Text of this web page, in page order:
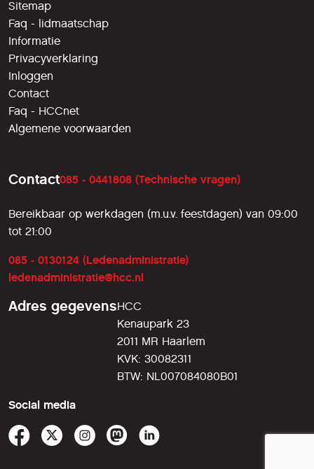
Sitemap
Faq - lidmaatschap
Informatie
Privacyverklaring
Inloggen
Contact
Faq - HCCnet
Algemene voorwaarden
Contact085 - 0441808 (Technische vragen)
Bereikbaar op werkdagen (m.u.v. feestdagen) van 09:00
tot 21:00
085 - 0130124 (Ledenadministratie)
ledenadministratie@hcc.nl
Adres gegevensHCC
Kenaupark 23
2011 MR Haarlem
KVK: 30082311
BTW: NL007084080B01
Social media